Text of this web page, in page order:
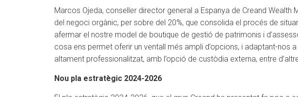
Marcos Ojeda, conseller director general a Espanya de Creand
del negoci orgànic, per sobre del 20%, que consolida el procés de
afermar el nostre model de boutique de gestió de patrimonis i
cosa ens permet oferir un ventall més ampli d’opcions, i adaptant-nos
altament professionalitzat, amb l’opció de custòdia externa, entre
Nou pla estratègic 2024-2026